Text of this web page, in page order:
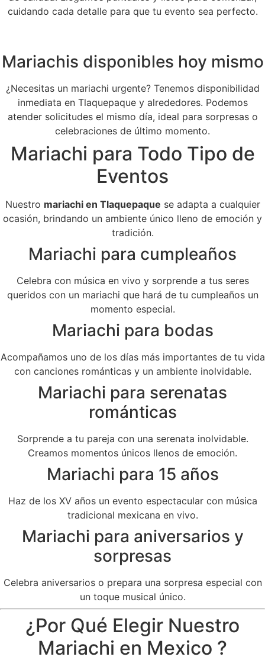
cuidando cada detalle para que tu evento sea perfecto.
Mariachis disponibles hoy mismo
¿Necesitas un mariachi urgente? Tenemos disponibilidad
inmediata en Tlaquepaque y alrededores. Podemos
atender solicitudes el mismo día, ideal para sorpresas o
celebraciones de último momento.
Mariachi para Todo Tipo de
Eventos
Nuestro mariachi en Tlaquepaque se adapta a cualquier
ocasión, brindando un ambiente único lleno de emoción y
tradición.
Mariachi para cumpleaños
Celebra con música en vivo y sorprende a tus seres
queridos con un mariachi que hará de tu cumpleaños un
momento especial.
Mariachi para bodas
Acompañamos uno de los días más importantes de tu vida
con canciones románticas y un ambiente inolvidable.
Mariachi para serenatas
románticas
Sorprende a tu pareja con una serenata inolvidable.
Creamos momentos únicos llenos de emoción.
Mariachi para 15 años
Haz de los XV años un evento espectacular con música
tradicional mexicana en vivo.
Mariachi para aniversarios y
sorpresas
Celebra aniversarios o prepara una sorpresa especial con
un toque musical único.
¿Por Qué Elegir Nuestro
Mariachi en Mexico ?